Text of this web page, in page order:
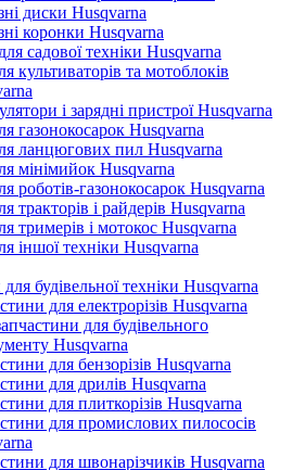
диски Husqvarna
коронки Husqvarna
садової техніки Husqvarna
культиваторів та мотоблоків
і зарядні пристрої Husqvarna
газонокосарок Husqvarna
ланцюгових пил Husqvarna
мінімийок Husqvarna
роботів-газонокосарок Husqvarna
тракторів і райдерів Husqvarna
тримерів і мотокос Husqvarna
іншої техніки Husqvarna
будівельної техніки Husqvarna
для електрорізів Husqvarna
для будівельного
Husqvarna
для бензорізів Husqvarna
для дрилів Husqvarna
для плиткорізів Husqvarna
для промислових пилососів
для швонарізчиків Husqvarna